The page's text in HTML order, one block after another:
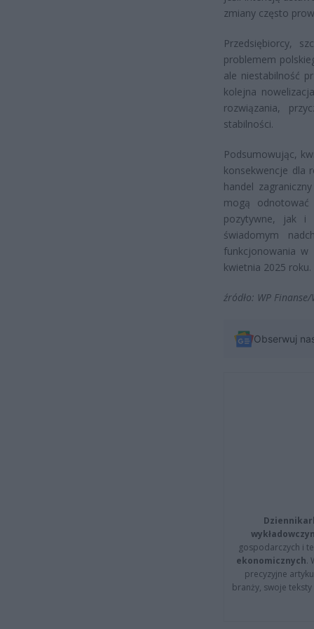
zmiany często
Przedsiębiorcy,
problemem
ale niestabilność
kolejna
rozwiązania,
stabilności.
Podsumowując,
konsekwencje dla
handel
mogą
pozytywne, jak i
świadomym
funkcjonowania
kwietnia 2025 roku.
źródło: WP
Obserwuj
gospodarczych i
ekonomicznych.
precyzyjne
branży, swoje